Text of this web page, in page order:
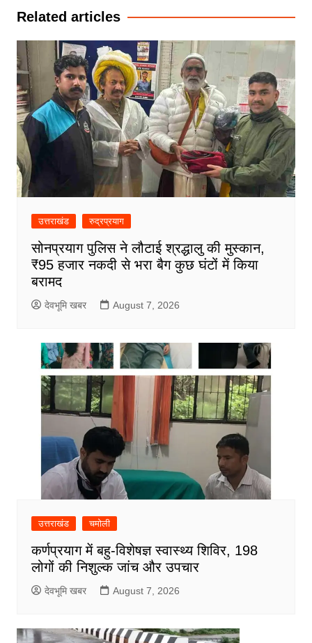
Related articles
उत्तराखंड रुद्रप्रयाग
सोनप्रयाग पुलिस ने लौटाई श्रद्धालु की मुस्कान,
₹95 हजार नकदी से भरा बैग कुछ घंटों में किया
बरामद
देवभूमि खबर August 7, 2026
उत्तराखंड चमोली
कर्णप्रयाग में बहु-विशेषज्ञ स्वास्थ्य शिविर, 198
लोगों की निशुल्क जांच और उपचार
देवभूमि खबर August 7, 2026